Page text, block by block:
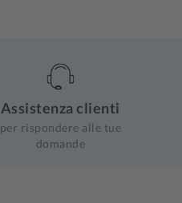
Assistenza clienti
per rispondere alle tue
domande